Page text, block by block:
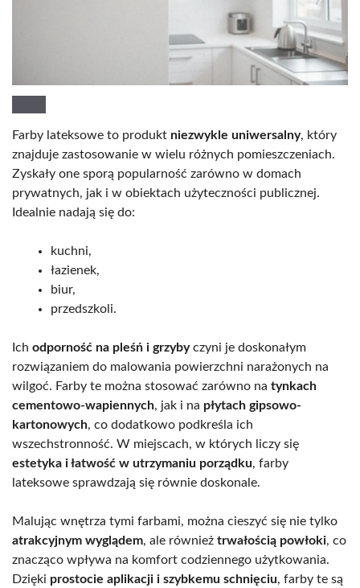
Farby lateksowe to produkt niezwykle uniwersalny, który
znajduje zastosowanie w wielu różnych pomieszczeniach.
Zyskały one sporą popularność zarówno w domach
prywatnych, jak i w obiektach użyteczności publicznej.
Idealnie nadają się do:
kuchni,
łazienek,
biur,
przedszkoli.
Ich odporność na pleśń i grzybyczyni je doskonałym
rozwiązaniem do malowania powierzchni narażonych na
wilgoć. Farby te można stosować zarówno na tynkach
cementowo-wapiennych, jak i na płytach gipsowo-
kartonowych, co dodatkowo podkreśla ich
wszechstronność. W miejscach, w których liczy się
estetyka i łatwość w utrzymaniu porządku, farby
lateksowe sprawdzają się równie doskonale.
Malując wnętrza tymi farbami, można cieszyć się nie tylko
atrakcyjnym wyglądem, ale również trwałością powłoki, co
znacząco wpływa na komfort codziennego użytkowania.
Dzięki prostocie aplikacji i szybkemu schnięciu, farby te są